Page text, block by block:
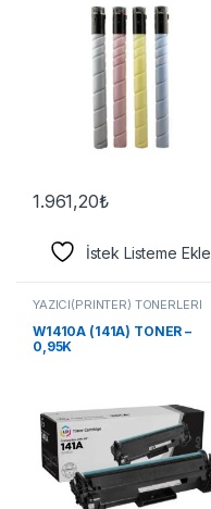
1.961,20₺
İstek Listeme Ekle
YAZICI(PRİNTER) TONERLERİ
W1410A (141A) TONER –
0,95K